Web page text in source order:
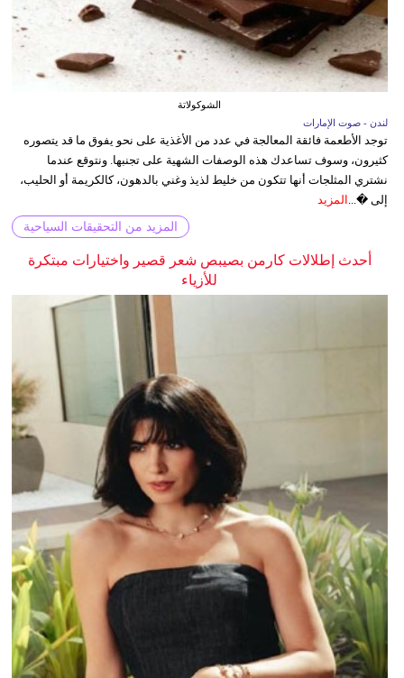
الشوكولاتة
لندن - صوت الإمارات
توجد الأطعمة فائقة المعالجة في عدد من الأغذية على نحو يفوق ما قد يتصوره
كثيرون، وسوف تساعدك هذه الوصفات الشهية على تجنبها. ونتوقع عندما
نشتري المثلجات أنها تتكون من خليط لذيذ وغني بالدهون، كالكريمة أو الحليب،
إلى �... المزيد
المزيد من التحقيقات السياحية
أحدث إطلالات كارمن بصيبص شعر قصير واختيارات مبتكرة
للأزياء